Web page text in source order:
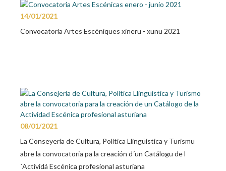
14/01/2021
Convocatoria Artes Escéniques xineru - xunu 2021
08/01/2021
La Conseyería de Cultura, Política Llingüística y Turismu
abre la convocatoria pa la creación d´un Catálogu de l
´Actividá Escénica profesional asturiana